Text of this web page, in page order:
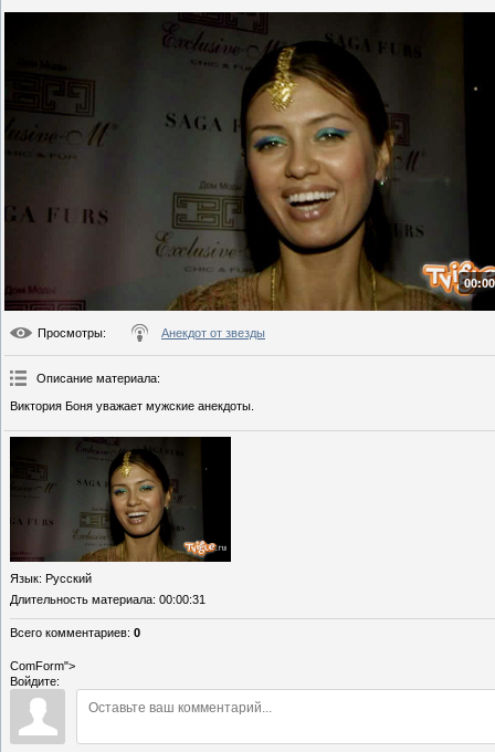
Просмотры: Анекдот от звезды
Описание материала:
Виктория Боня уважает мужские анекдоты.
Язык: Русский
Длительность материала: 00:00:31
Всего комментариев: 0
ComForm">
Войдите: